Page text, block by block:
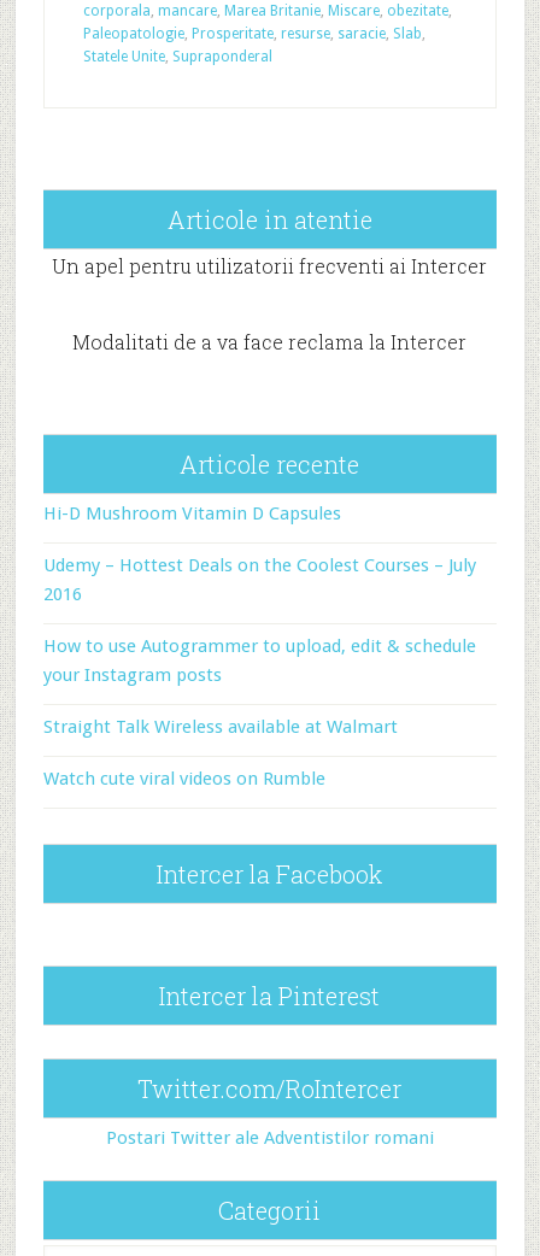
corporala, mancare, Marea Britanie, Miscare, obezitate,
Paleopatologie, Prosperitate, resurse, saracie, Slab,
Statele Unite, Supraponderal
Articole in atentie
Un apel pentru utilizatorii frecventi ai Intercer
Modalitati de a va face reclama la Intercer
Articole recente
Hi-D Mushroom Vitamin D Capsules
Udemy – Hottest Deals on the Coolest Courses – July
2016
How to use Autogrammer to upload, edit & schedule
your Instagram posts
Straight Talk Wireless available at Walmart
Watch cute viral videos on Rumble
Intercer la Facebook
Intercer la Pinterest
Twitter.com/RoIntercer
Postari Twitter ale Adventistilor romani
Categorii